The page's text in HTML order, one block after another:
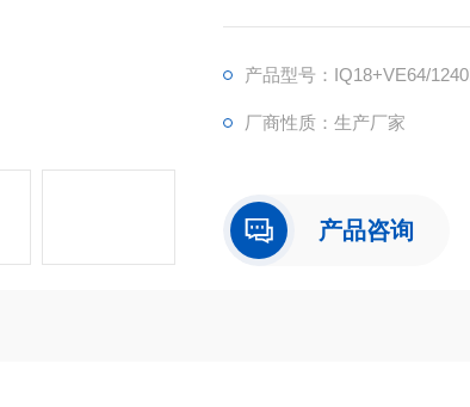
产品型号：IQ18+VE64/
厂商性质：生产厂家
产品咨询